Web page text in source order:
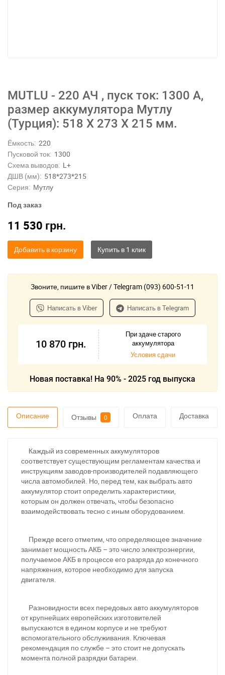
MUTLU - 220 АЧ , пуск ток: 1300 А,
размер аккумулятора Мутлу
(Турция): 518 Х 273 Х 215 мм.
Ёмкость: 220
Пусковой ток: 1300
Схема выводов: L+
ДШВ (мм): 518*273*215
Серия: Мутлу
Под заказ
11 530 грн.
Добавить в корзину
Звоните, пишите в Viber / Telegram (093) 600-51-11
Написать в Viber Написать в Telegram
10 870 грн.
При здаче старого
аккумулятора
Условия сдачи
Новая поставка! На 90% - 2025 год выпуска
Описание Отзывы 0 Оплата Доставка
Каждый из современных аккумуляторов
соответствует существующим регламентам качества и
инструкциям заводов-производителей подавляющего
числа автомобилей. Но, перед тем, как выбрать авто
аккумулятор стоит определить характеристики,
которым он должен отвечать, чтобы безопасно
взаимодействовать тесно с иным оборудованием.
Прежде всего отметим, что определяющее значение
занимает мощность АКБ – это число электроэнергии,
получаемое АКБ в процессе его разряда до конечного
напряжения, которое необходимо для запуска
двигателя.
Разновидности всех передовых авто аккумуляторов
от крупнейших европейских изготовителей
выпускаются в едином корпусе и не требуют
вспомогательного обслуживания. Ключевая
рекомендация по службе – это стоит не допускать
момента полной разрядки батареи.